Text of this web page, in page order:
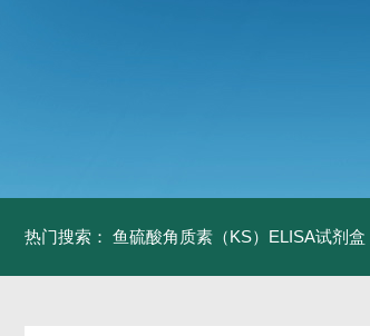
热门搜索： 鱼硫酸角质素（KS）ELISA试剂盒